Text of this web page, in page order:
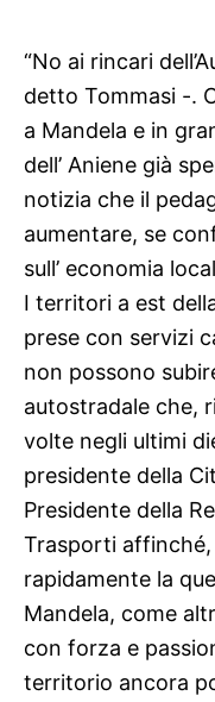
“No ai rincari
detto Tommasi -.
a Mandela e in
dell’ Aniene già
notizia che il
aumentare, se
sull’ economia
I territori a est
prese con servizi
non possono
autostradale che,
volte negli ultimi
presidente della
Presidente della
Trasporti
rapidamente la
Mandela, come
con forza e
territorio ancora